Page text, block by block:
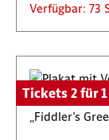
Verfügbar: 73
Tickets 2 für 1